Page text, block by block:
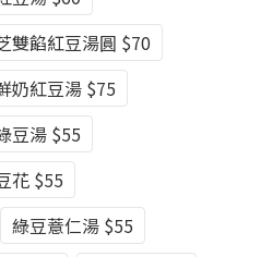
雙餡紅豆湯圓 $70
奶紅豆湯 $75
豆湯 $55
花 $55
綠豆薏仁湯 $55